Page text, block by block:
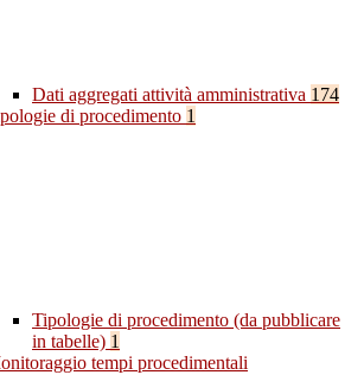
Dati aggregati attività amministrativa 174
di procedimento 1
Tipologie di procedimento (da pubblicare
in tabelle) 1
tempi procedimentali